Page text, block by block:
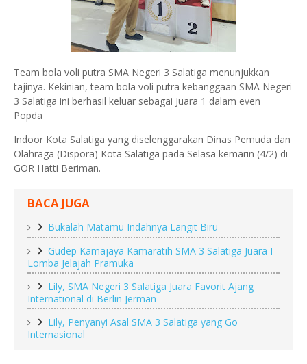
Team bola voli putra SMA Negeri 3 Salatiga menunjukkan
tajinya. Kekinian, team bola voli putra kebanggaan SMA Negeri
3 Salatiga ini berhasil keluar sebagai Juara 1 dalam even
Popda
Indoor Kota Salatiga yang diselenggarakan Dinas Pemuda dan
Olahraga (Dispora) Kota Salatiga pada Selasa kemarin (4/2) di
GOR Hatti Beriman.
BACA JUGA
Bukalah Matamu Indahnya Langit Biru
Gudep Kamajaya Kamaratih SMA 3 Salatiga Juara I
Lomba Jelajah Pramuka
Lily, SMA Negeri 3 Salatiga Juara Favorit Ajang
International di Berlin Jerman
Lily, Penyanyi Asal SMA 3 Salatiga yang Go
Internasional